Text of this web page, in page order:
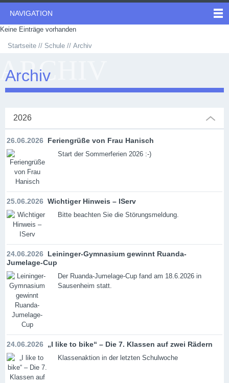
NAVIGATION
Keine Einträge vorhanden
Startseite Schule Archiv
Archiv
2026
26.06.2026 Feriengrüße von Frau Hanisch
Start der Sommerferien 2026 :-)
25.06.2026 Wichtiger Hinweis – IServ
Bitte beachten Sie die Störungsmeldung.
24.06.2026 Leininger-Gymnasium gewinnt Ruanda-
Jumelage-Cup
Der Ruanda-Jumelage-Cup fand am 18.6.2026 in
Sausenheim statt.
24.06.2026 „I like to bike“ – Die 7. Klassen auf zwei Rädern
Klassenaktion in der letzten Schulwoche